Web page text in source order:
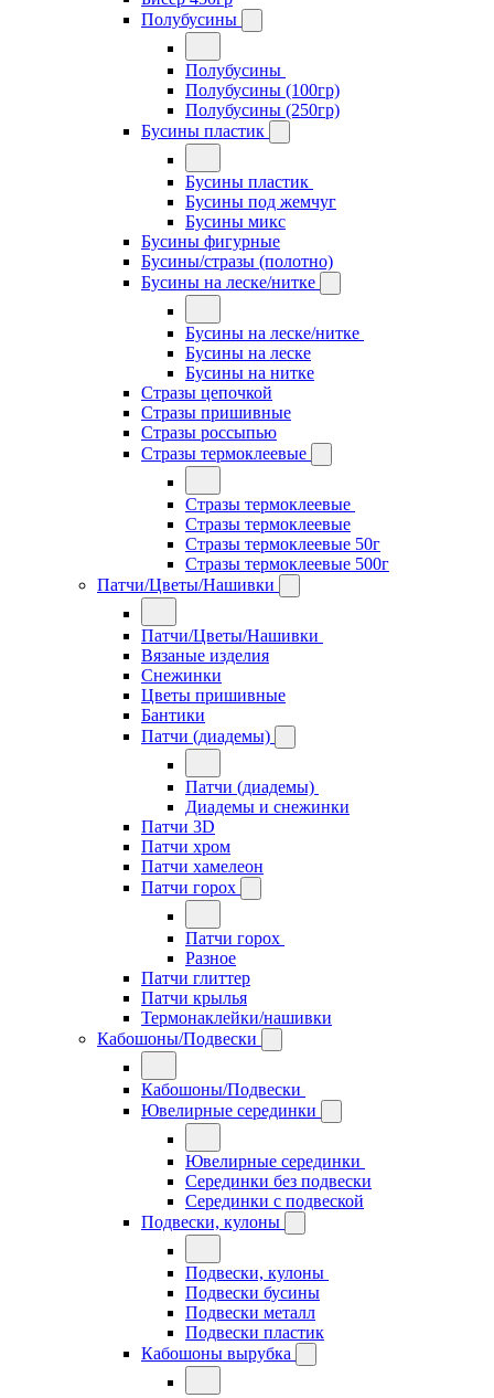
Полубусины
Полубусины
Полубусины (100гр)
Полубусины (250гр)
Бусины пластик
Бусины пластик
Бусины под жемчуг
Бусины микс
Бусины фигурные
Бусины/стразы (полотно)
Бусины на леске/нитке
Бусины на леске/нитке
Бусины на леске
Бусины на нитке
Стразы цепочкой
Стразы пришивные
Стразы россыпью
Стразы термоклеевые
Стразы термоклеевые
Стразы термоклеевые
Стразы термоклеевые 50г
Стразы термоклеевые 500г
Патчи/Цветы/Нашивки
Патчи/Цветы/Нашивки
Вязаные изделия
Снежинки
Цветы пришивные
Бантики
Патчи (диадемы)
Патчи (диадемы)
Диадемы и снежинки
Патчи 3D
Патчи хром
Патчи хамелеон
Патчи горох
Патчи горох
Разное
Патчи глиттер
Патчи крылья
Термонаклейки/нашивки
Кабошоны/Подвески
Кабошоны/Подвески
Ювелирные серединки
Ювелирные серединки
Серединки без подвески
Серединки с подвеской
Подвески, кулоны
Подвески, кулоны
Подвески бусины
Подвески металл
Подвески пластик
Кабошоны вырубка